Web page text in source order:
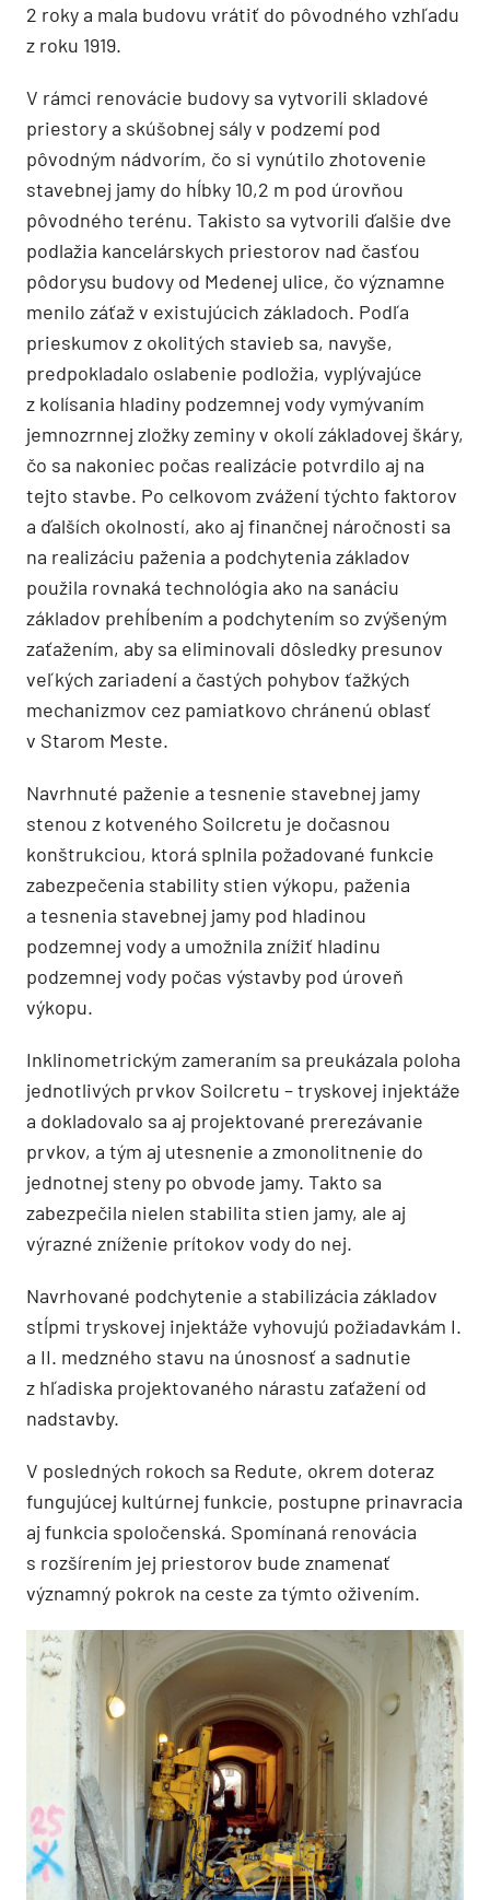
2 roky a mala budovu vrátiť do pôvodného vzhľadu
z roku 1919.
V rámci renovácie budovy sa vytvorili skladové
priestory a skúšobnej sály v podzemí pod
pôvodným nádvorím, čo si vynútilo zhotovenie
stavebnej jamy do hĺbky 10,2 m pod úrovňou
pôvodného terénu. Takisto sa vytvorili ďalšie dve
podlažia kancelárskych priestorov nad časťou
pôdorysu budovy od Medenej ulice, čo významne
menilo záťaž v existujúcich základoch. Podľa
prieskumov z okolitých stavieb sa, navyše,
predpokladalo oslabenie podložia, vyplývajúce
z kolísania hladiny podzemnej vody vymývaním
jemnozrnnej zložky zeminy v okolí základovej škáry,
čo sa nakoniec počas realizácie potvrdilo aj na
tejto stavbe. Po celkovom zvážení týchto faktorov
a ďalších okolností, ako aj finančnej náročnosti sa
na realizáciu paženia a podchytenia zá­kladov
použila rovnaká technológia ako na sanáciu
základov prehĺbením a podchytením so zvýšeným
zaťažením, aby sa eliminovali dôsledky presunov
veľkých zariadení a častých pohybov ťažkých
mechanizmov cez pamiatkovo chránenú oblasť
v Starom Meste.
Navrhnuté paženie a tesnenie stavebnej jamy
stenou z kotveného Soilcretu je dočasnou
konštrukciou, ktorá splnila požadované funkcie
zabezpečenia stability stien výkopu, paženia
a tesnenia stavebnej jamy pod hladinou
podzemnej vody a umožnila znížiť hladinu
podzemnej vody počas výstavby pod úroveň
výkopu.
Inklinometrickým zameraním sa preukázala poloha
jednotlivých prvkov Soilcretu – tryskovej injektáže
a dokladovalo sa aj projektované prerezávanie
prvkov, a tým aj utesnenie a zmonolitnenie do
jednotnej steny po obvode jamy. Takto sa
zabezpečila nielen stabilita stien jamy, ale aj
výrazné zníženie prítokov vody do nej.
Navrhované podchytenie a stabilizácia základov
stĺpmi tryskovej injektáže vyhovujú požiadavkám I.
a II. medzného stavu na únosnosť a sadnutie
z hľadiska projektovaného nárastu zaťažení od
nadstavby.
V posledných rokoch sa Redute, okrem doteraz
fungujúcej kultúrnej funkcie, postupne prinavracia
aj funkcia spoločenská. Spomínaná renovácia
s rozšírením jej priestorov bude znamenať
významný pokrok na ceste za týmto oživením.